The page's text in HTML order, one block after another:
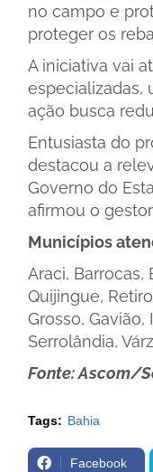
no campo e
proteger os
A iniciativa vai
especializadas,
ação busca
Entusiasta do
destacou a
Governo do
afirmou o
Municípios
Araci, Barrocas,
Quijingue,
Grosso, Gavião,
Serrolândia,
Fonte: Ascom/
Tags: Bahia
Facebook